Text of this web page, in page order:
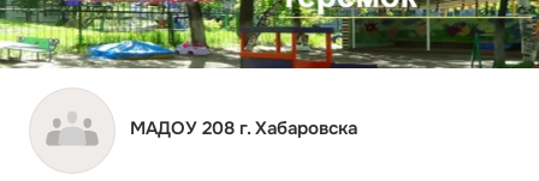
МАДОУ 208 г. Хабаровска